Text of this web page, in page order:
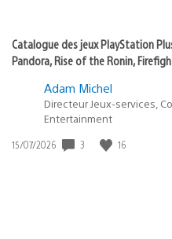
Catalogue des jeux PlayStation
Pandora, Rise of the Ronin,
Adam Michel
Directeur Jeux-services,
Entertainment
Date
15/07/2026 3 16